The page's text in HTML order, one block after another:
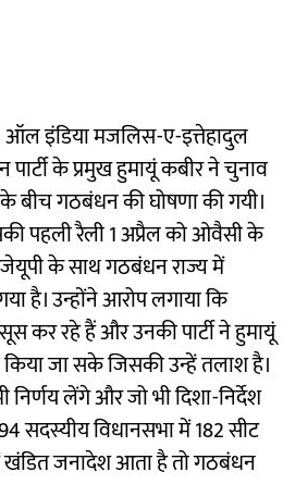
ऑल इंडिया मजलिस-ए-इत्तेहादुल
के प्रमुख हुमायूं कबीर ने चुनाव
बीच गठबंधन की घोषणा की गयी।
पहली रैली 1 अप्रैल को ओवैसी के
के साथ गठबंधन राज्य में
है। उन्होंने आरोप लगाया कि
रहे हैं और उनकी पार्टी ने हुमायूं
किया जा सके जिसकी उन्हें तलाश है।
लेंगे और जो भी दिशा-निर्देश
सदस्यीय विधानसभा में 182 सीट
खंडित जनादेश आता है तो गठबंधन